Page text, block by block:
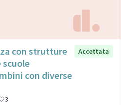
con strutture
scuole
con diverse
Accettata
3